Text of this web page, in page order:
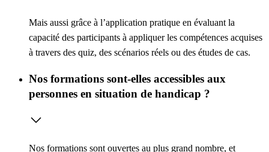
Mais aussi grâce à l’application pratique en évaluant la
capacité des participants à appliquer les compétences acquises
à travers des quiz, des scénarios réels ou des études de cas.
Nos formations sont-elles accessibles aux
personnes en situation de handicap ?
Nos formations sont ouvertes au plus grand nombre, et